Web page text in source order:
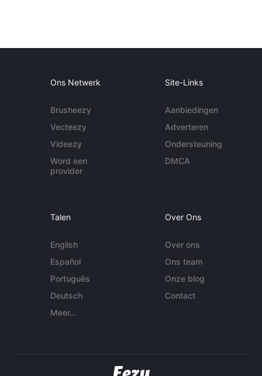
Ons Netwerk
Brusheezy
Vecteezy
Videezy
Word een
provider
Site-Links
Aanbiedingen
Adverteren
Ondersteuning
DMCA
Talen
English
Español
Português
Deutsch
Meer...
Over Ons
Over ons
Ons team
Onze blog
Contact